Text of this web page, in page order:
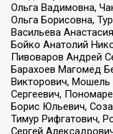
Ольга Вадимовна,
Ольга Борисовна,
Васильева
Бойко Анатолий
Пивоваров Андрей
Барахоев Магомед
Викторович,
Сергеевич,
Борис Юльевич,
Тимур Рифгатович,
Сергей